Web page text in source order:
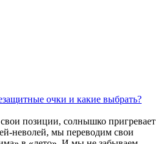
очки и какие выбрать?
позиции, солнышко пригревает
неволей, мы переводим свои